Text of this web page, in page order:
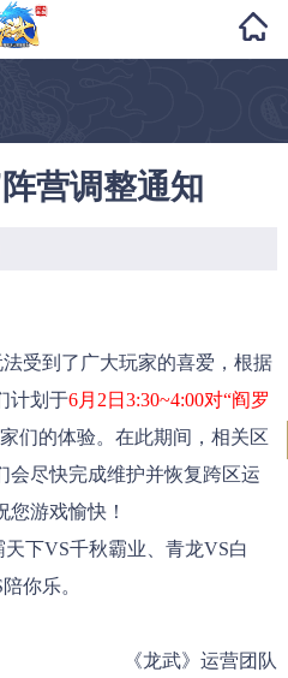
营调整通知
受到了广大玩家的喜爱，根据
计划于6月2日3:30~4:00对“阎罗
们的体验。在此期间，相关区
会尽快完成维护并恢复跨区运
游戏愉快！
下VS千秋霸业、青龙VS白
你乐。
《龙武》运营团队